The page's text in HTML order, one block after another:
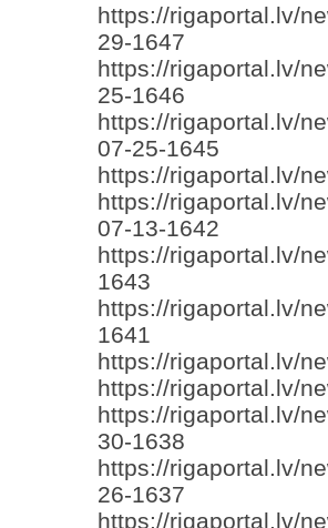
https://rigaportal.lv/
29-1647
https://rigaportal.lv/
25-1646
https://rigaportal.lv/
07-25-1645
https://rigaportal.lv/
https://rigaportal.lv/
07-13-1642
https://rigaportal.lv/
1643
https://rigaportal.lv/
1641
https://rigaportal.lv/
https://rigaportal.lv/
https://rigaportal.lv/
30-1638
https://rigaportal.lv/
26-1637
https://rigaportal.lv/